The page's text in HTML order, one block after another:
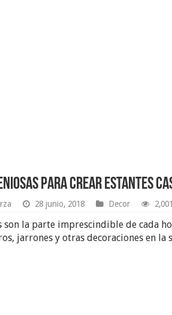
para Crear Estantes
28 junio, 2018 Decor
son la parte imprescindible de cada
jarrones y otras decoraciones en la